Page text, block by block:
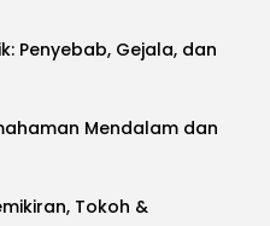
Penyebab, Gejala, dan
Mendalam dan
Tokoh &